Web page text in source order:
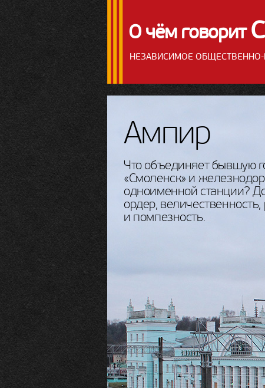
О чём говорит
НЕЗАВИСИМОЕ
Ампир
Что объединяет бывшую
«Смоленск» и
одноименной станции?
ордер,
и помпезность.